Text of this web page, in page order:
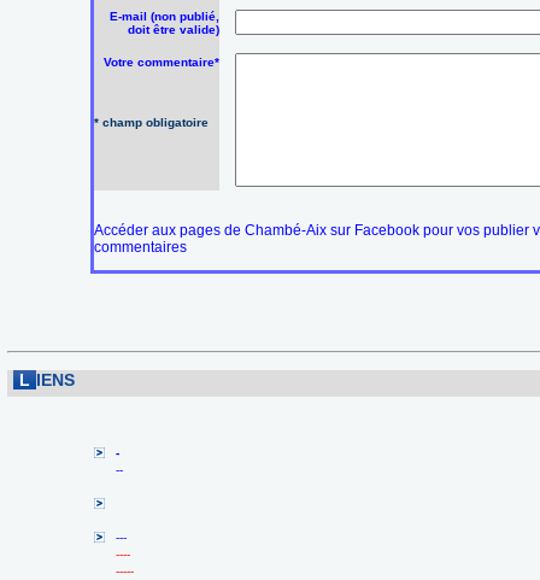
E-mail (non publié,
doit être valide)
Votre commentaire*
* champ obligatoire
Accéder aux pages de Chambé-Aix sur Facebook pour vos publier
commentaires
L IENS
-
--
---
----
-----